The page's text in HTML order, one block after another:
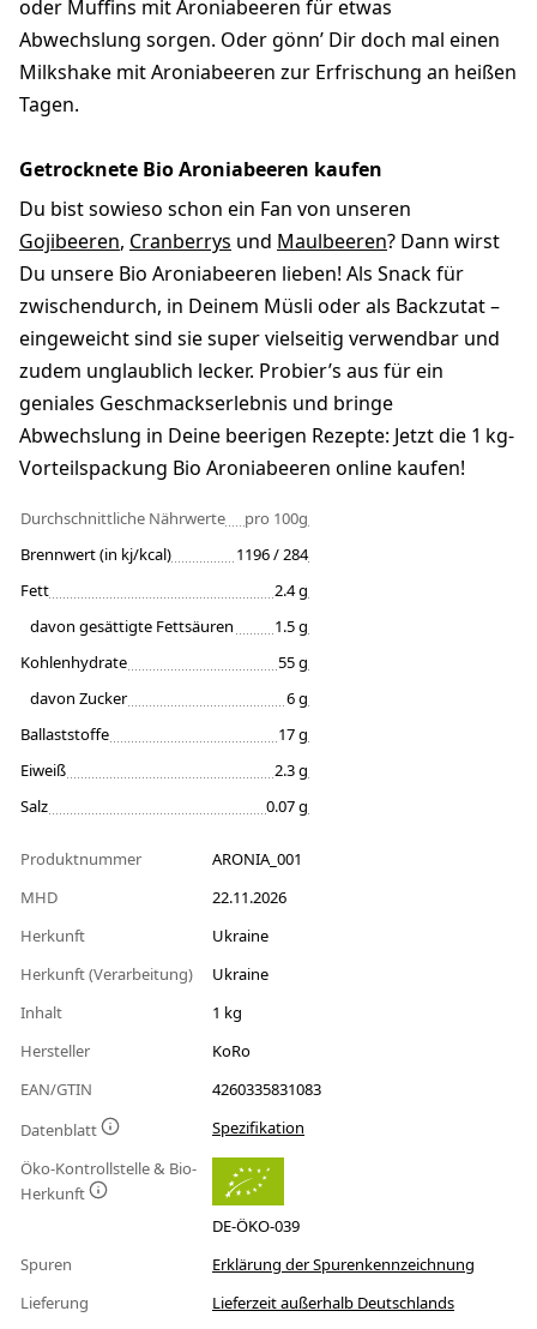
oder Muffins mit Aroniabeeren für etwas
Abwechslung sorgen. Oder gönn’ Dir doch mal einen
Milkshake mit Aroniabeeren zur Erfrischung an heißen
Tagen.
Getrocknete Bio Aroniabeeren kaufen
Du bist sowieso schon ein Fan von unseren
Gojibeeren, Cranberrys und Maulbeeren? Dann wirst
Du unsere Bio Aroniabeeren lieben! Als Snack für
zwischendurch, in Deinem Müsli oder als Backzutat –
eingeweicht sind sie super vielseitig verwendbar und
zudem unglaublich lecker. Probier’s aus für ein
geniales Geschmackserlebnis und bringe
Abwechslung in Deine beerigen Rezepte: Jetzt die 1 kg-
Vorteilspackung Bio Aroniabeeren online kaufen!
Durchschnittliche Nährwerte
pro 100g
Brennwert (in kj/kcal)
1196 / 284
Fett
2.4 g
davon gesättigte Fettsäuren
1.5 g
Kohlenhydrate
55 g
davon Zucker
6 g
Ballaststoffe
17 g
Eiweiß
2.3 g
Salz
0.07 g
Produktnummer
ARONIA_001
MHD
22.11.2026
Herkunft
Ukraine
Herkunft (Verarbeitung)
Ukraine
Inhalt
1 kg
Hersteller
KoRo
EAN/GTIN
4260335831083
Datenblatt
Spezifikation
Öko-Kontrollstelle & Bio-
Herkunft
DE-ÖKO-039
Spuren
Erklärung der Spurenkennzeichnung
Lieferung
Lieferzeit außerhalb Deutschlands